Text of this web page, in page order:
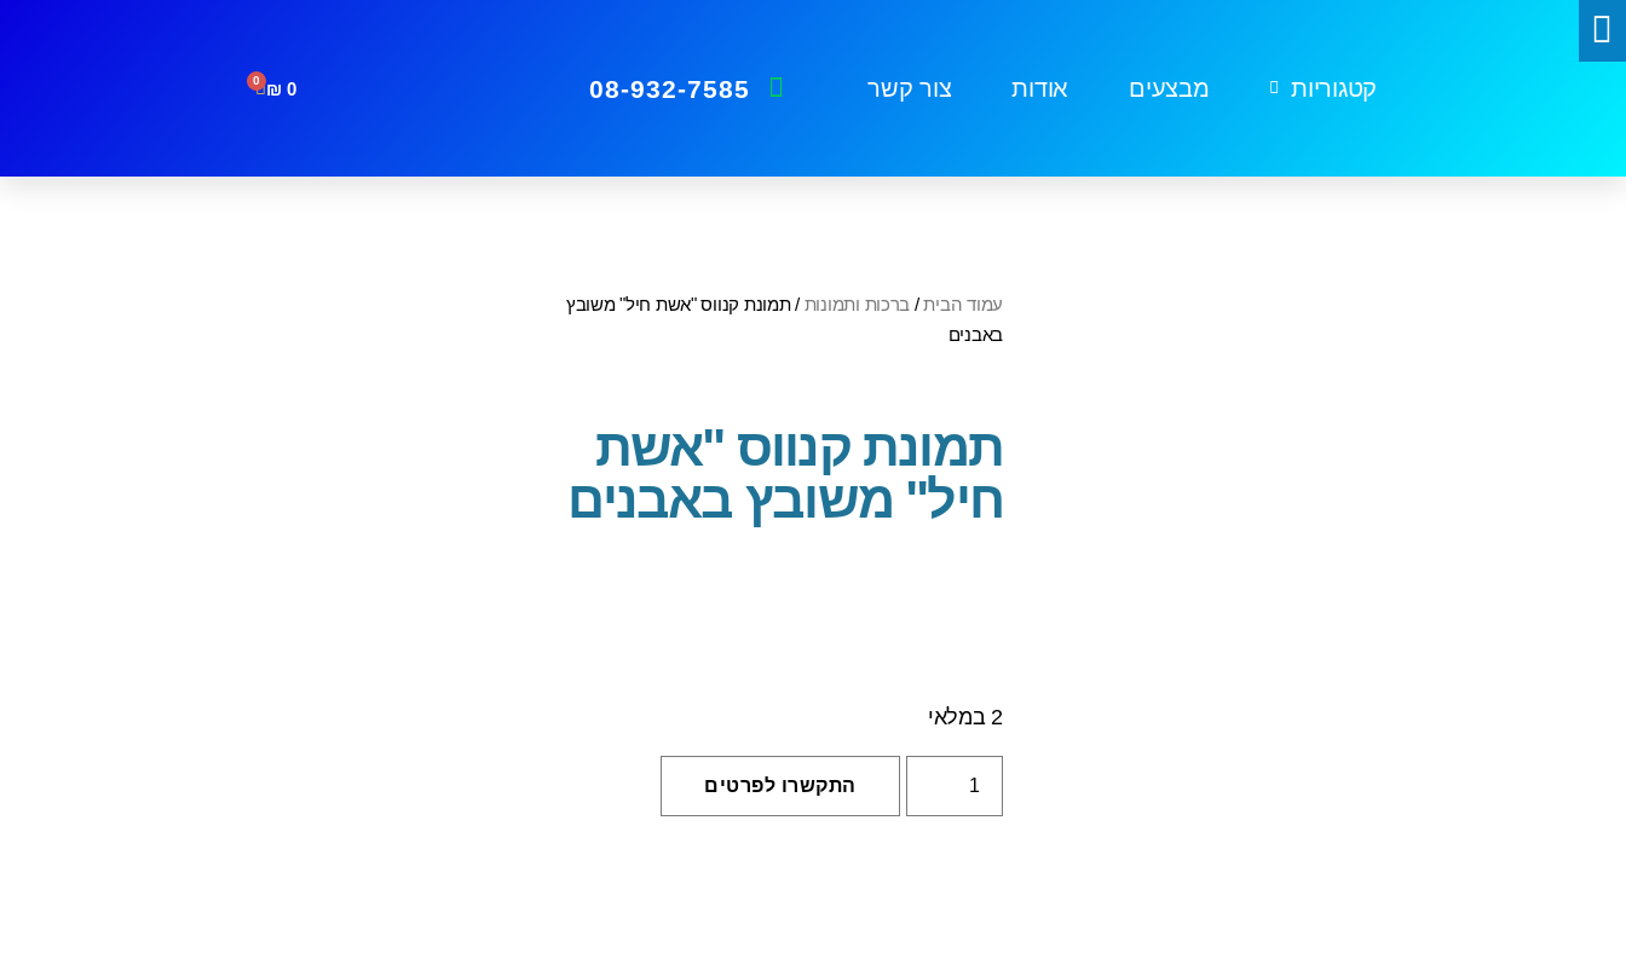
קטגוריות מבצעים אודות צור קשר 08-932-7585
0
₪
0
עמוד הבית/ ברכות ותמונות / תמונת קנווס "אשת חיל" משובץ
באבנים
תמונת קנווס "אשת
חיל" משובץ באבנים
2 במלאי
התקשרו לפרטים